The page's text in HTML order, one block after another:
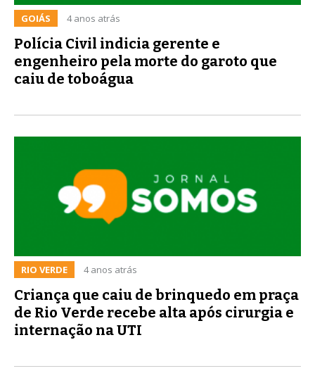
GOIÁS 4 anos atrás
Polícia Civil indicia gerente e
engenheiro pela morte do garoto que
caiu de toboágua
RIO VERDE 4 anos atrás
Criança que caiu de brinquedo em praça
de Rio Verde recebe alta após cirurgia e
internação na UTI